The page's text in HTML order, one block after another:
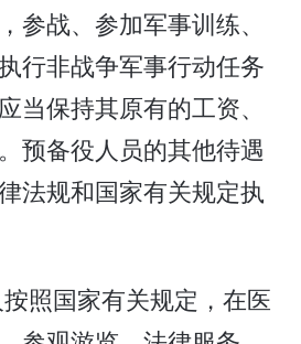
参战、参加军事训练、
行非战争军事行动任务
当保持其原有的工资、
预备役人员的其他待遇
法规和国家有关规定执
照国家有关规定，在医